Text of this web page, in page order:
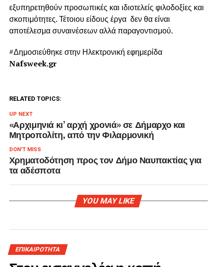
εξυπηρετηθούν προσωπικές και ιδιοτελείς φιλοδοξίες και
σκοπιμότητες. Τέτοιου είδους έργα δεν θα είναι
αποτέλεσμα συναινέσεων αλλά παραγοντισμού.
#Δημοσιεύθηκε στην Ηλεκτρονική εφημερίδα
Nafsweek.gr
RELATED TOPICS:
UP NEXT
«Αρχιμηνιά κι’ αρχή χρονιά» σε Δήμαρχο και
Μητροπολίτη, από την Φιλαρμονική
DON'T MISS
Χρηματοδότηση προς τον Δήμο Ναυπακτίας για
τα αδέσποτα
YOU MAY LIKE
ΕΠΙΚΑΙΡΟΤΗΤΑ